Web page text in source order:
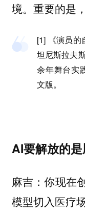
境。重要的是
[1] 《演员的
坦尼斯拉夫
余年舞台实
文版。
AI要解放的
麻吉：你现在
模型切入医疗